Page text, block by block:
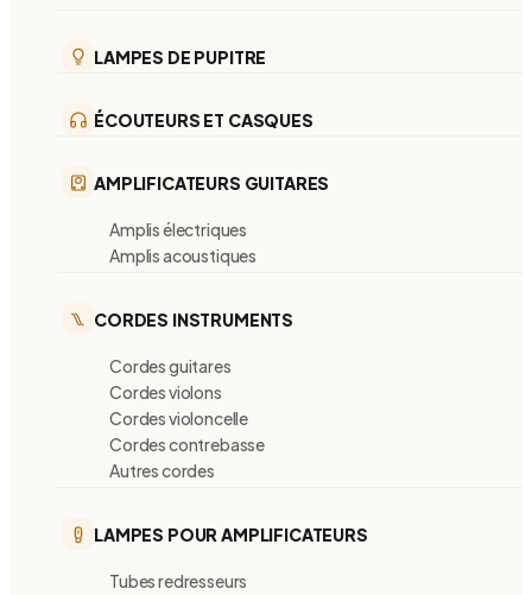
LAMPES DE PUPITRE
ÉCOUTEURS ET CASQUES
AMPLIFICATEURS GUITARES
Amplis électriques
Amplis acoustiques
CORDES INSTRUMENTS
Cordes guitares
Cordes violons
Cordes violoncelle
Cordes contrebasse
Autres cordes
LAMPES POUR AMPLIFICATEURS
Tubes redresseurs